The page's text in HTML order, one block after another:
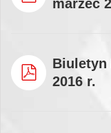
marzec
Biuletyn
2016 r.